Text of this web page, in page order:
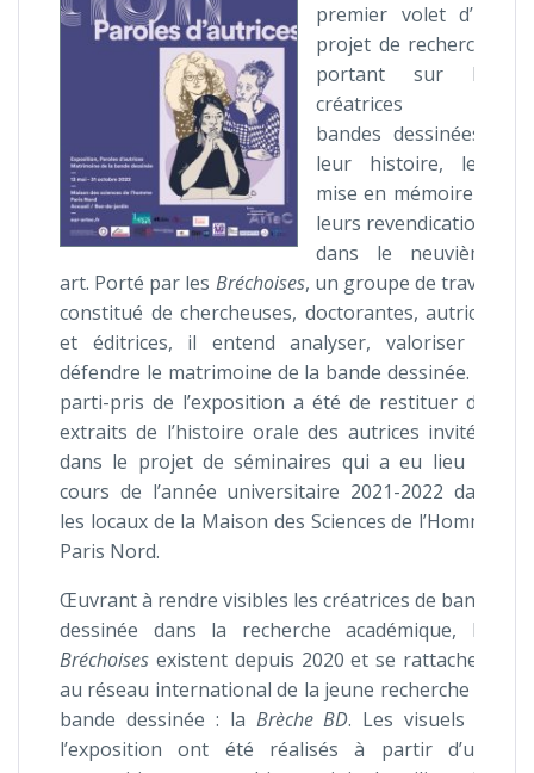
premier volet d’un
projet de recherche
portant sur les
créatrices de
bandes dessinées :
leur histoire, leur
mise en mémoire et
leurs revendications
dans le neuvième
art. Porté par les Bréchoises, un groupe de travail
constitué de chercheuses, doctorantes, autrices
et éditrices, il entend analyser, valoriser et
défendre le matrimoine de la bande dessinée. Le
parti-pris de l’exposition a été de restituer des
extraits de l’histoire orale des autrices invitées
dans le projet de séminaires qui a eu lieu au
cours de l’année universitaire 2021-2022 dans
les locaux de la Maison des Sciences de l’Homme
Paris Nord.
Œuvrant à rendre visibles les créatrices de bande
dessinée dans la recherche académique, les
Bréchoises existent depuis 2020 et se rattachent
au réseau international de la jeune recherche en
bande dessinée : la Brèche BD. Les visuels de
l’exposition ont été réalisés à partir d’une